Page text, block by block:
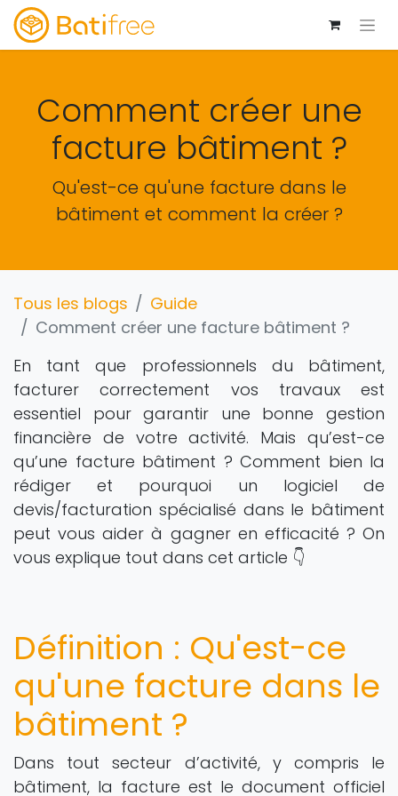
Comment créer une
facture bâtiment ?
Qu'est-ce qu'une facture dans le
bâtiment et comment la créer ?
Tous les blogs
Guide
Comment créer une facture bâtiment ?
En tant que professionnels du bâtiment,
facturer correctement vos travaux est
essentiel pour garantir une bonne gestion
financière de votre activité. Mais qu’est-ce
qu’une facture bâtiment ? Comment bien la
rédiger et pourquoi un logiciel de
devis/facturation spécialisé dans le bâtiment
peut vous aider à gagner en efficacité ? On
vous explique tout dans cet article 👇
Définition : Qu'est-ce
qu'une facture dans le
bâtiment ?
Dans tout secteur d’activité, y compris le
bâtiment, la facture est le document officiel